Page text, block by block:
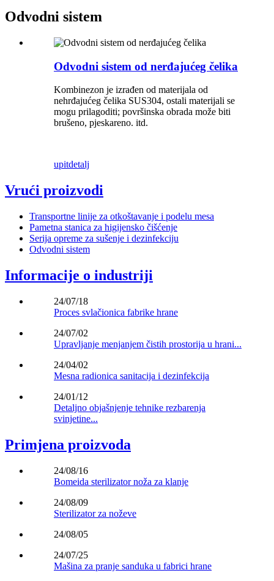
Odvodni sistem
Odvodni sistem od nerđajućeg čelika
Kombinezon je izrađen od materijala od
nehrđajućeg čelika SUS304, ostali materijali se
mogu prilagoditi; površinska obrada može biti
brušeno, pjeskareno. itd.
upitdetalj
Vrući proizvodi
Transportne linije za otkoštavanje i podelu mesa
Pametna stanica za higijensko čišćenje
Serija opreme za sušenje i dezinfekciju
Odvodni sistem
Informacije o industriji
24/07/18
Proces svlačionica fabrike hrane
24/07/02
Upravljanje menjanjem čistih prostorija u hrani...
24/04/02
Mesna radionica sanitacija i dezinfekcija
24/01/12
Detaljno objašnjenje tehnike rezbarenja
svinjetine...
Primjena proizvoda
24/08/16
Bomeida sterilizator noža za klanje
24/08/09
Sterilizator za noževe
24/08/05
24/07/25
Mašina za pranje sanduka u fabrici hrane